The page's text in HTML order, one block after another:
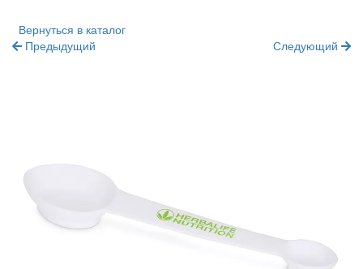
Вернуться в каталог
Предыдущий
Следующий